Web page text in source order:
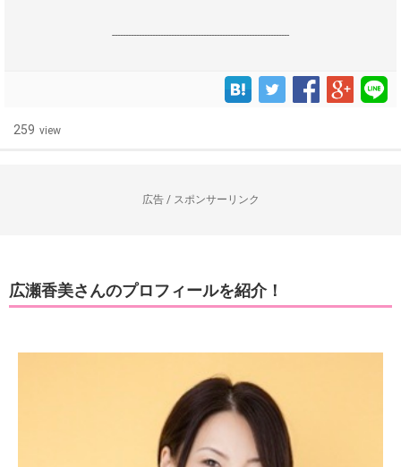
------------------------------------------------------------------
259 view
広告 / スポンサーリンク
広瀬香美さんのプロフィールを紹介！